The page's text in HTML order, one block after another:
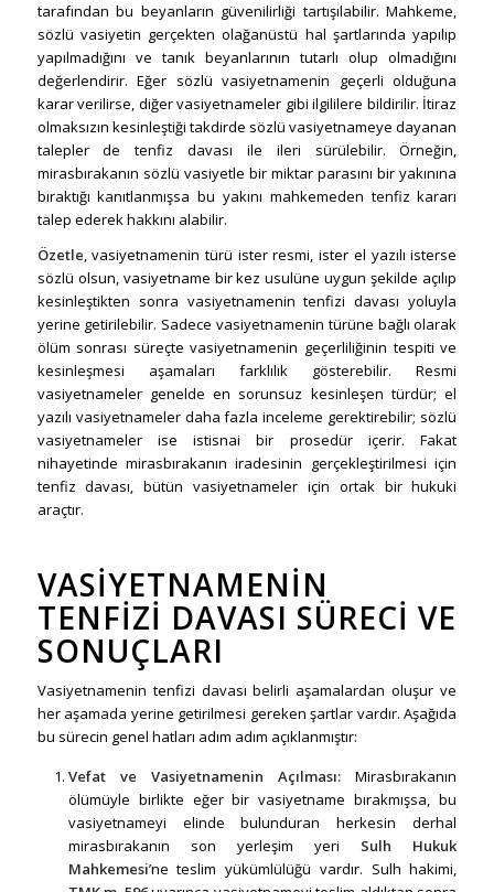
tarafından bu beyanların güvenilirliği tartışılabilir. Mahkeme,
sözlü vasiyetin gerçekten olağanüstü hal şartlarında yapılıp
yapılmadığını ve tanık beyanlarının tutarlı olup olmadığını
değerlendirir. Eğer sözlü vasiyetnamenin geçerli olduğuna
karar verilirse, diğer vasiyetnameler gibi ilgililere bildirilir. İtiraz
olmaksızın kesinleştiği takdirde sözlü vasiyetnameye dayanan
talepler de tenfiz davası ile ileri sürülebilir. Örneğin,
mirasbırakanın sözlü vasiyetle bir miktar parasını bir yakınına
bıraktığı kanıtlanmışsa bu yakını mahkemeden tenfiz kararı
talep ederek hakkını alabilir.
Özetle, vasiyetnamenin türü ister resmi, ister el yazılı isterse
sözlü olsun, vasiyetname bir kez usulüne uygun şekilde açılıp
kesinleştikten sonra vasiyetnamenin tenfizi davası yoluyla
yerine getirilebilir. Sadece vasiyetnamenin türüne bağlı olarak
ölüm sonrası süreçte vasiyetnamenin geçerliliğinin tespiti ve
kesinleşmesi aşamaları farklılık gösterebilir. Resmi
vasiyetnameler genelde en sorunsuz kesinleşen türdür; el
yazılı vasiyetnameler daha fazla inceleme gerektirebilir; sözlü
vasiyetnameler ise istisnai bir prosedür içerir. Fakat
nihayetinde mirasbırakanın iradesinin gerçekleştirilmesi için
tenfiz davası, bütün vasiyetnameler için ortak bir hukuki
araçtır.
VASIYETNAMENIN
TENFIZI DAVASI SÜRECI VE
SONUÇLARI
Vasiyetnamenin tenfizi davası belirli aşamalardan oluşur ve
her aşamada yerine getirilmesi gereken şartlar vardır. Aşağıda
bu sürecin genel hatları adım adım açıklanmıştır:
Vefat ve Vasiyetnamenin Açılması: Mirasbırakanın
ölümüyle birlikte eğer bir vasiyetname bırakmışsa, bu
vasiyetnameyi elinde bulunduran herkesin derhal
mirasbırakanın son yerleşim yeri Sulh Hukuk
Mahkemesi’ne teslim yükümlülüğü vardır. Sulh hakimi,